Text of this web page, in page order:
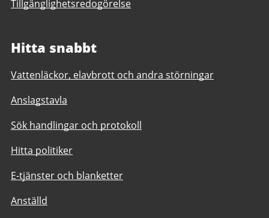
Tillgänglighetsredogörelse
Hitta snabbt
Vattenläckor, elavbrott och andra störningar
Anslagstavla
Sök handlingar och protokoll
Hitta politiker
E-tjänster och blanketter
Anställd